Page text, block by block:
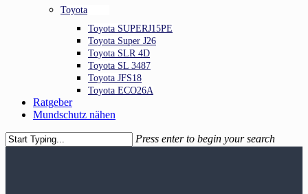
Toyota
Toyota SUPERJ15PE
Toyota Super J26
Toyota SLR 4D
Toyota SL 3487
Toyota JFS18
Toyota ECO26A
Ratgeber
Mundschutz nähen
Press enter to begin your search